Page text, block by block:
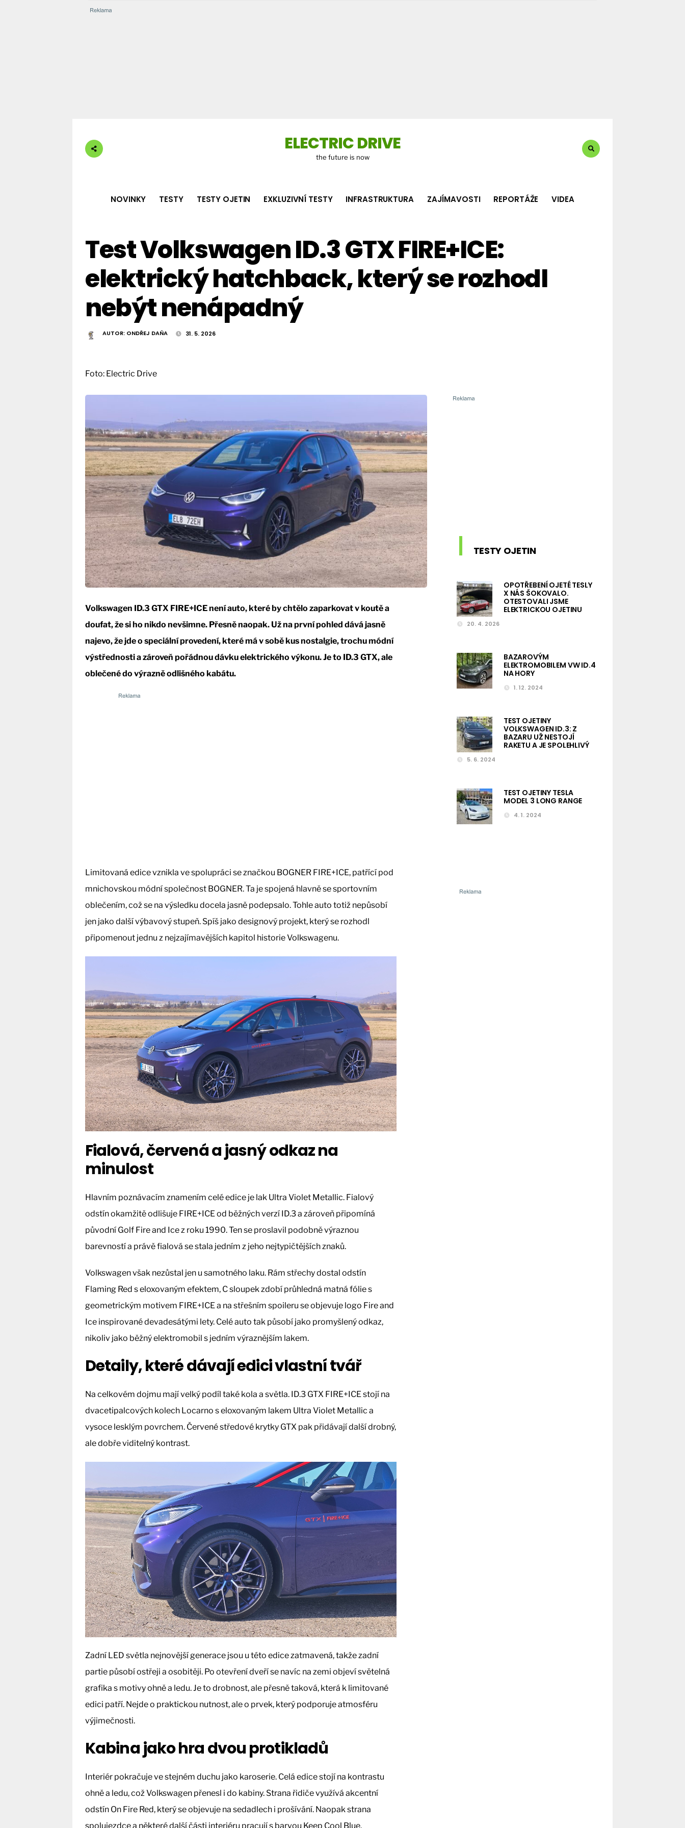
ELECTRIC DRIVE
the future is now
NOVINKY TESTY TESTY OJETIN EXKLUZIVNÍ TESTY INFRASTRUKTURA ZAJÍMAVOSTI REPORTÁŽE VIDEA
Test Volkswagen ID.3 GTX FIRE+ICE:
elektrický hatchback, který se rozhodl
nebýt nenápadný
AUTOR: ONDŘEJ DAŇA 31. 5. 2026
Foto: Electric Drive
Volkswagen ID.3 GTX FIRE+ICE není auto, které by chtělo zaparkovat v koutě a
doufat, že si ho nikdo nevšimne. Přesně naopak. Už na první pohled dává jasně
najevo, že jde o speciální provedení, které má v sobě kus nostalgie, trochu módní
výstřednosti a zároveň pořádnou dávku elektrického výkonu. Je to ID.3 GTX, ale
oblečené do výrazně odlišného kabátu.
Limitovaná edice vznikla ve spolupráci se značkou BOGNER FIRE+ICE, patřící pod
mnichovskou módní společnost BOGNER. Ta je spojená hlavně se sportovním
oblečením, což se na výsledku docela jasně podepsalo. Tohle auto totiž nepůsobí
jen jako další výbavový stupeň. Spíš jako designový projekt, který se rozhodl
připomenout jednu z nejzajímavějších kapitol historie Volkswagenu.
Fialová, červená a jasný odkaz na
minulost
Hlavním poznávacím znamením celé edice je lak Ultra Violet Metallic. Fialový
odstín okamžitě odlišuje FIRE+ICE od běžných verzí ID.3 a zároveň připomíná
původní Golf Fire and Ice z roku 1990. Ten se proslavil podobně výraznou
barevností a právě fialová se stala jedním z jeho nejtypičtějších znaků.
Volkswagen však nezůstal jen u samotného laku. Rám střechy dostal odstín
Flaming Red s eloxovaným efektem, C sloupek zdobí průhledná matná fólie s
geometrickým motivem FIRE+ICE a na střešním spoileru se objevuje logo Fire and
Ice inspirované devadesátými lety. Celé auto tak působí jako promyšlený odkaz,
nikoliv jako běžný elektromobil s jedním výraznějším lakem.
Detaily, které dávají edici vlastní tvář
Na celkovém dojmu mají velký podíl také kola a světla. ID.3 GTX FIRE+ICE stojí na
dvacetipalcových kolech Locarno s eloxovaným lakem Ultra Violet Metallic a
vysoce lesklým povrchem. Červené středové krytky GTX pak přidávají další drobný,
ale dobře viditelný kontrast.
Zadní LED světla nejnovější generace jsou u této edice zatmavená, takže zadní
partie působí ostřeji a osobitěji. Po otevření dveří se navíc na zemi objeví světelná
grafika s motivy ohně a ledu. Je to drobnost, ale přesně taková, která k limitované
edici patří. Nejde o praktickou nutnost, ale o prvek, který podporuje atmosféru
výjimečnosti.
Kabina jako hra dvou protikladů
Interiér pokračuje ve stejném duchu jako karoserie. Celá edice stojí na kontrastu
ohně a ledu, což Volkswagen přenesl i do kabiny. Strana řidiče využívá akcentní
odstín On Fire Red, který se objevuje na sedadlech i prošívání. Naopak strana
spolujezdce a některé další části interiéru pracují s barvou Keep Cool Blue.
TESTY OJETIN
OPOTŘEBENÍ OJETÉ TESLY
X NÁS ŠOKOVALO.
OTESTOVALI JSME
ELEKTRICKOU OJETINU
20. 4. 2026
BAZAROVÝM
ELEKTROMOBILEM VW ID.4
NA HORY
1. 12. 2024
TEST OJETINY
VOLKSWAGEN ID.3: Z
BAZARU UŽ NESTOJÍ
RAKETU A JE SPOLEHLIVÝ
5. 6. 2024
TEST OJETINY TESLA
MODEL 3 LONG RANGE
4. 1. 2024